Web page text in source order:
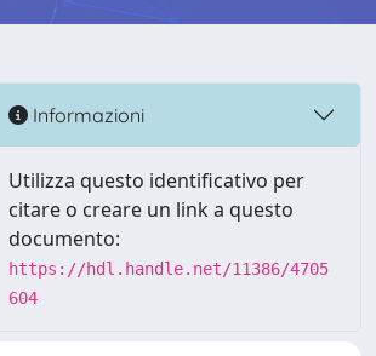
Informazioni
Utilizza questo identificativo per
citare o creare un link a questo
documento:
https://hdl.handle.net/11386/4705
604